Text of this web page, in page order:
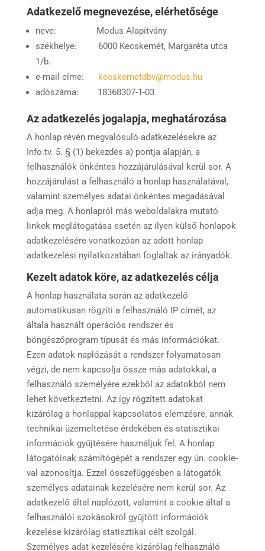
Adatkezelő megnevezése, elérhetősége
neve: Modus Alapítvány
székhelye: 6000 Kecskemét, Margaréta utca
1/b.
e-mail címe:
kecskemetdbv@modus.hu
adószáma: 18368307-1-03
Az adatkezelés jogalapja, meghatározása
A honlap révén megvalósuló adatkezelésekre az
Info.tv. 5. § (1) bekezdés a) pontja alapján, a
felhasználók önkéntes hozzájárulásával kerül sor. A
hozzájárulást a felhasználó a honlap használatával,
valamint személyes adatai önkéntes megadásával
adja meg. A honlapról más weboldalakra mutató
linkek meglátogatása esetén az ilyen külső honlapok
adatkezelésére vonatkozóan az adott honlap
adatkezelési nyilatkozatában foglaltak az irányadók.
Kezelt adatok köre, az adatkezelés célja
A honlap használata során az adatkezelő
automatikusan rögzíti a felhasználó IP címét, az
általa használt operációs rendszer és
böngészőprogram típusát és más információkat.
Ezen adatok naplózását a rendszer folyamatosan
végzi, de nem kapcsolja össze más adatokkal, a
felhasználó személyére ezekből az adatokból nem
lehet következtetni. Az így rögzített adatokat
kizárólag a honlappal kapcsolatos elemzésre, annak
technikai üzemeltetése érdekében és statisztikai
információk gyűjtésére használjuk fel. A honlap
látogatóinak számítógépét a rendszer egy ún. cookie-
val azonosítja. Ezzel összefüggésben a látogatók
személyes adatainak kezelésére nem kerül sor. Az
adatkezelő által naplózott, valamint a cookie által a
felhasználói szokásokról gyűjtött információk
kezelése kizárólag statisztikai célt szolgál.
Személyes adat kezelésére kizárólag felhasználó